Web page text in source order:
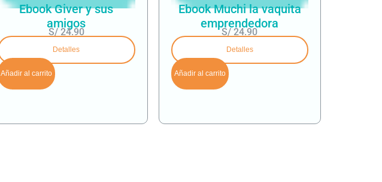
Ebook Giver y sus
amigos
S/24.90
Detalles
Añadir al carrito
Ebook Muchi la vaquita
emprendedora
S/ 24.90
Detalles
Añadir al carrito